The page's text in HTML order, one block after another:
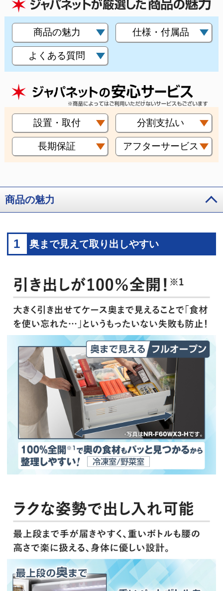
商品の魅力 仕様・付属品
よくある質問
設置・取付 分割支払い
長期保証 アフターサービス
商品の魅力
1 奥まで見えて取り出しやすい